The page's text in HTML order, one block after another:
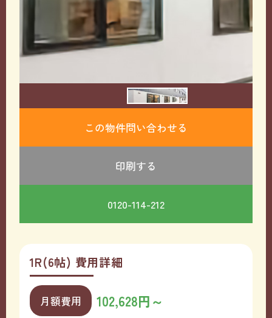
この物件問い合わせる
印刷する
0120-114-212
1R(6帖) 費用詳細
月額費用 102,628円～